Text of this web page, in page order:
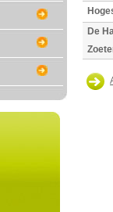
De